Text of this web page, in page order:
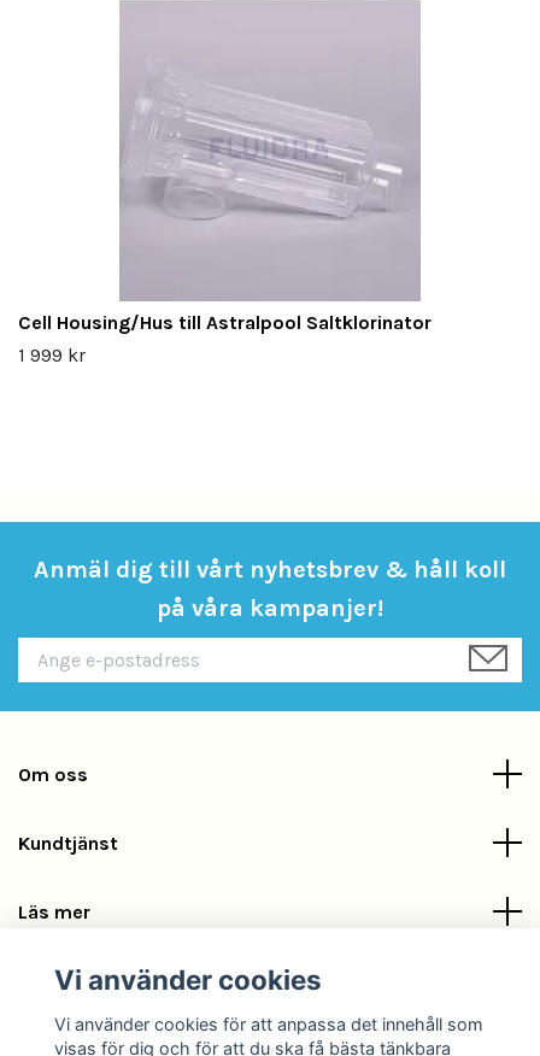
Cell Housing/Hus till Astralpool Saltklorinator
1 999 kr
Anmäl dig till vårt nyhetsbrev & håll koll
på våra kampanjer!
Om oss
Kundtjänst
Läs mer
Sociala medier
Vi använder cookies
Vi använder cookies för att anpassa det innehåll som
visas för dig och för att du ska få bästa tänkbara